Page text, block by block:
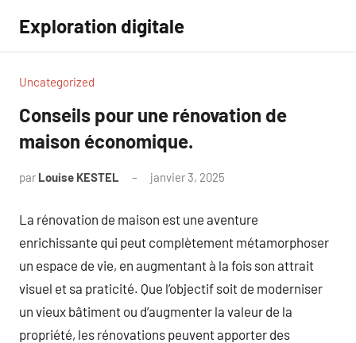
contenu
Exploration digitale
Uncategorized
Conseils pour une rénovation de
maison économique.
par Louise KESTEL janvier 3, 2025
La rénovation de maison est une aventure
enrichissante qui peut complètement métamorphoser
un espace de vie, en augmentant à la fois son attrait
visuel et sa praticité. Que l’objectif soit de moderniser
un vieux bâtiment ou d’augmenter la valeur de la
propriété, les rénovations peuvent apporter des